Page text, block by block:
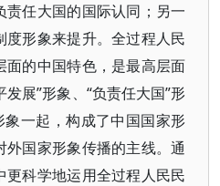
任大国的国际认同；另一
形象来提升。全过程人民
面的中国特色，是最高层面
发展”形象、“负责任大国”形
象一起，构成了中国国家形
国家形象传播的主线。通
科学地运用全过程人民民